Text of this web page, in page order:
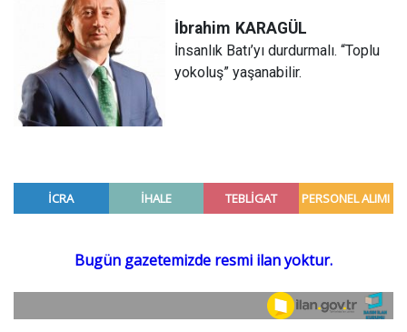
İbrahim KARAGÜL
İnsanlık Batı’yı durdurmalı. “Toplu
yokoluş” yaşanabilir.